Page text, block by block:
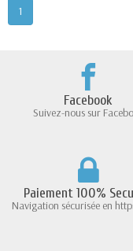
1
Facebook
Suivez-nous sur
Paiement 100%
Navigation sécurisée en